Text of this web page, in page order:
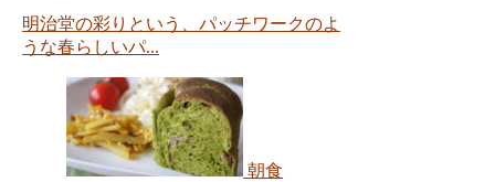
明治堂の彩りという、パッチワークのよ
うな春らしいパ...
朝食